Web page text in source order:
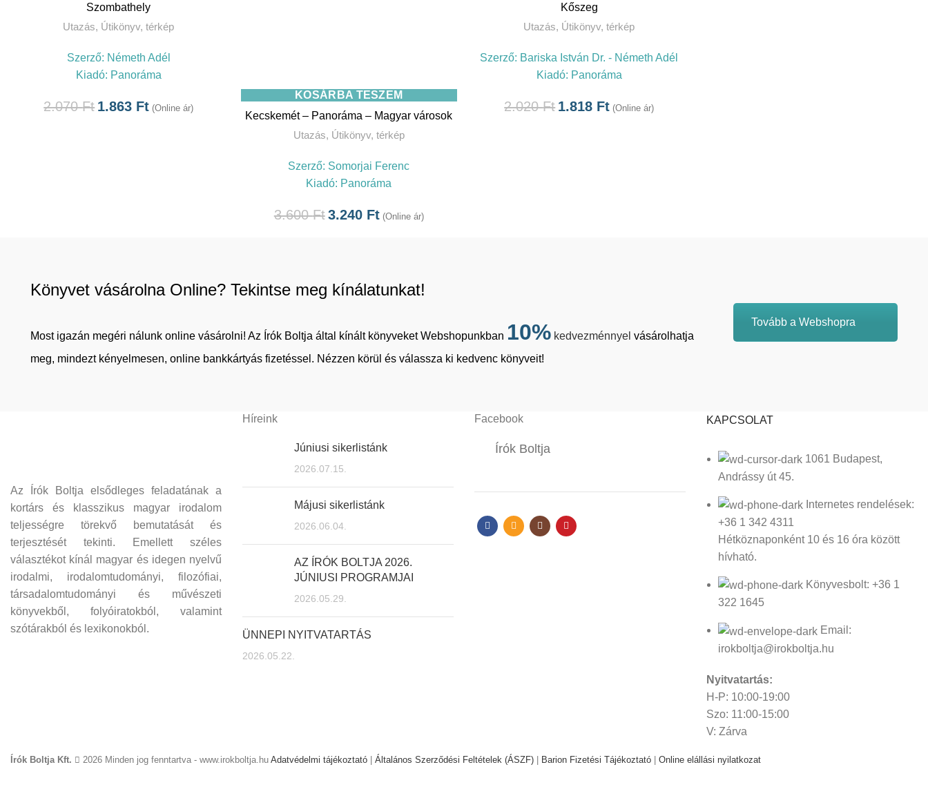
Szombathely
Utazás, Útikönyv, térkép
Szerző: Németh Adél
Kiadó: Panoráma
2.070Ft 1.863 Ft (Online ár)
KOSÁRBA TESZEM
Kecskemét – Panoráma – Magyar városok
Utazás, Útikönyv, térkép
Szerző: Somorjai Ferenc
Kiadó: Panoráma
3.600Ft3.240 Ft (Online ár)
Kőszeg
Utazás, Útikönyv, térkép
Szerző: Bariska István Dr. - Németh Adél
Kiadó: Panoráma
2.020Ft 1.818 Ft (Online ár)
Könyvet vásárolna Online? Tekintse meg kínálatunkat!
Most igazán megéri nálunk online vásárolni! Az Írók Boltja által kínált könyveket Webshopunkban 10% kedvezménnyel vásárolhatja
meg, mindezt kényelmesen, online bankkártyás fizetéssel. Nézzen körül és válassza ki kedvenc könyveit!
Tovább a Webshopra
Az Írók Boltja elsődleges feladatának a
kortárs és klasszikus magyar irodalom
teljességre törekvő bemutatását és
terjesztését tekinti. Emellett széles
választékot kínál magyar és idegen nyelvű
irodalmi, irodalomtudományi, filozófiai,
társadalomtudományi és művészeti
könyvekből, folyóiratokból, valamint
szótárakból és lexikonokból.
Híreink
Júniusi sikerlistánk
2026.07.15.
Májusi sikerlistánk
2026.06.04.
AZ ÍRÓK BOLTJA 2026.
JÚNIUSI PROGRAMJAI
2026.05.29.
ÜNNEPI NYITVATARTÁS
2026.05.22.
Facebook
Írók Boltja
KAPCSOLAT
1061 Budapest,
Andrássy út 45.
Internetes rendelések:
+36 1 342 4311
Hétköznaponként 10 és 16 óra között
hívható.
Könyvesbolt: +36 1
322 1645
Email:
irokboltja@irokboltja.hu
Nyitvatartás:
H-P: 10:00-19:00
Szo: 11:00-15:00
V: Zárva
Írók Boltja Kft. 2026 Minden jog fenntartva - www.irokboltja.hu Adatvédelmi tájékoztató | Általános Szerződési Feltételek (ÁSZF) | Barion Fizetési Tájékoztató | Online elállási nyilatkozat